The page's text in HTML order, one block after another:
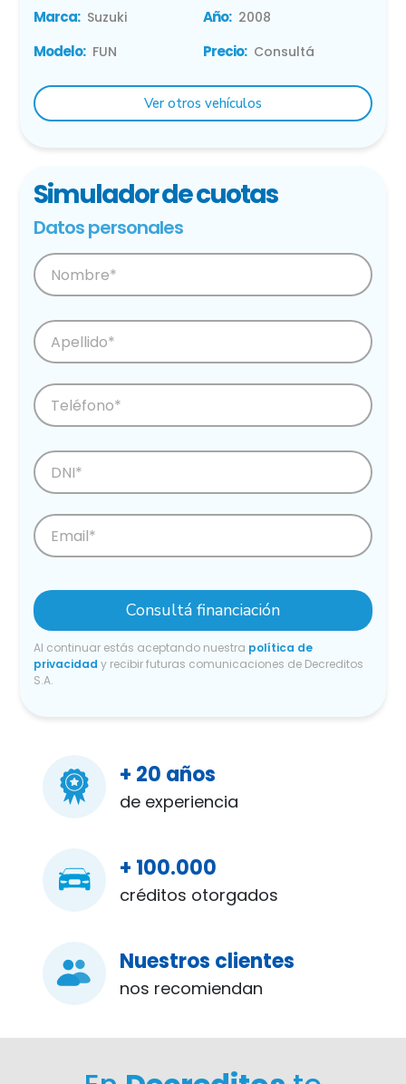
Marca: Suzuki
Modelo: FUN
Año: 2008
Precio: Consultá
Ver otros vehículos
Simulador de cuotas
Datos personales
Consultá financiación
Al continuar estás aceptando nuestra política de
privacidad y recibir futuras comunicaciones de Decreditos
S.A.
+ 20 años
de experiencia
+ 100.000
créditos otorgados
Nuestros clientes
nos recomiendan